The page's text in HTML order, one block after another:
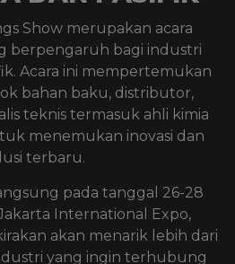
Show merupakan acara
berpengaruh bagi industri
Acara ini mempertemukan
bahan baku, distributor,
teknis termasuk ahli kimia
menemukan inovasi dan
terbaru.
pada tanggal 26-28
International Expo,
akan menarik lebih dari
yang ingin terhubung